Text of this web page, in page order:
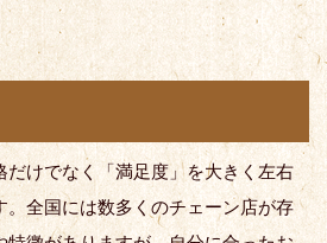
だけでなく「満足度」を大きく左右
。全国には数多くのチェーン店が存